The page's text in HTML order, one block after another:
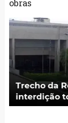
obras